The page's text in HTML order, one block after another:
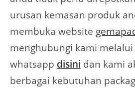
urusan kemasan produk
membuka website
menghubungi kami
whatsapp disini dan kami
berbagai kebutuhan